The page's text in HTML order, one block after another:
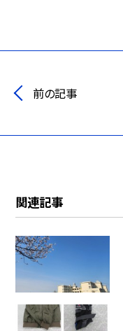
前の記事
関連記事